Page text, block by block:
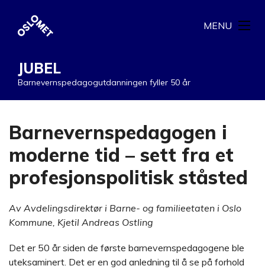
JUBEL
Barnevernspedagogutdanningen fyller 50 år
MENU
Barnevernspedagogen i
moderne tid – sett fra et
profesjonspolitisk ståsted
Av Avdelingsdirektør i Barne- og familieetaten i Oslo
Kommune, Kjetil Andreas Ostling
Det er 50 år siden de første barnevernspedagogene ble
uteksaminert. Det er en god anledning til å se på forhold